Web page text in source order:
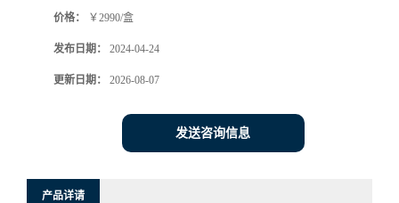
价格： ￥2990/盒
发布日期： 2024-04-24
更新日期： 2026-08-07
发送咨询信息
产品详请